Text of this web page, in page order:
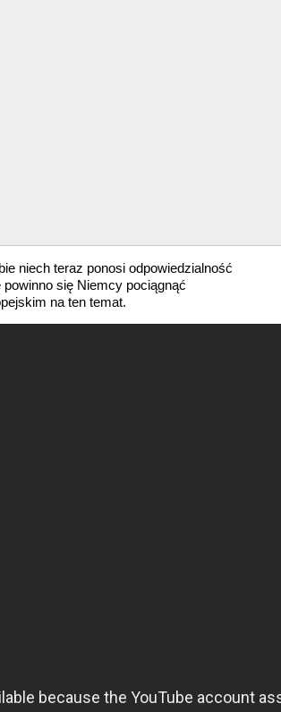
niech teraz ponosi odpowiedzialność
się Niemcy pociągnąć
na ten temat.